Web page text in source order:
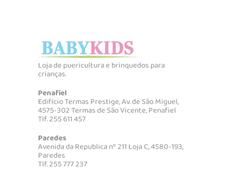
Loja de puericultura e brinquedos para
crianças.
Penafiel
Edifício Termas Prestige, Av. de São Miguel,
4575-302 Termas de São Vicente, Penafiel
Tlf. 255 611 457
Paredes
Avenida da Republica nº 211 Loja C, 4580-193,
Paredes
Tlf. 255 777 237